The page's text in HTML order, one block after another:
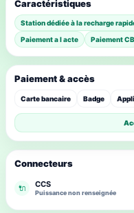
Caractéristiques
Station dédiée à la recharge
Paiement a l acte
Paiement CB
Connecteurs
🔌 CCS
Puissance non renseignée
Paiement & accès
Carte bancaire Badge